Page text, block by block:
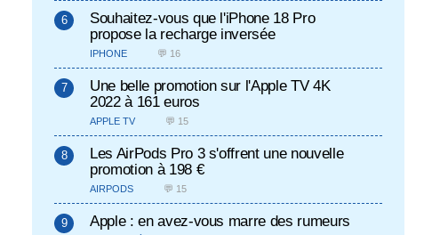
Souhaitez-vous que l'iPhone 18 Pro
propose la recharge inversée
IPHONE 💬 16
Une belle promotion sur l'Apple TV 4K
2022 à 161 euros
APPLE TV 💬 15
Les AirPods Pro 3 s'offrent une nouvelle
promotion à 198 €
AIRPODS 💬 15
Apple : en avez-vous marre des rumeurs